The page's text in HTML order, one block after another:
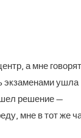
а мне
экзаменами ушла
решение —
мне в тот же